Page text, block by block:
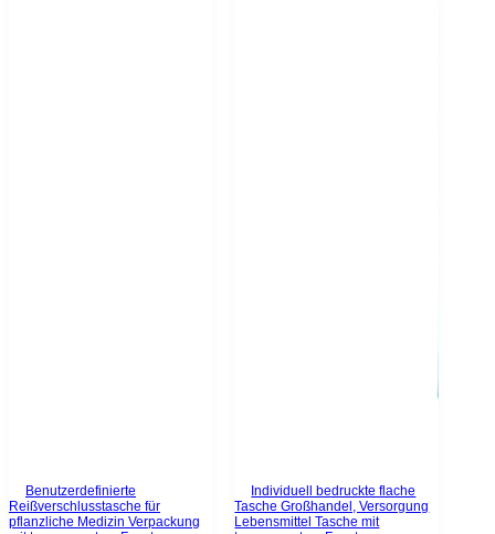
Benutzerdefinierte
Reißverschlusstasche für
pflanzliche Medizin Verpackung
Individuell bedruckte flache
Tasche Großhandel, Versorgung
Lebensmittel Tasche mit